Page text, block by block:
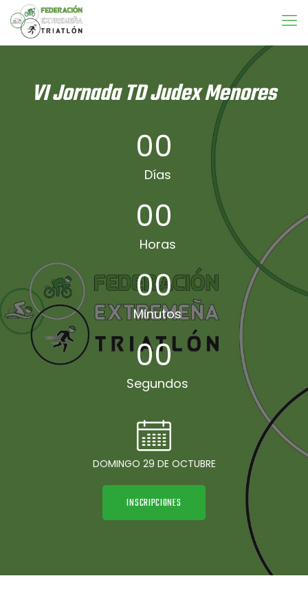
VI Jornada TD Judex Menores
00
Días
00
Horas
00
Minutos
00
Segundos
DOMINGO 29 DE OCTUBRE
INSCRIPCIONES